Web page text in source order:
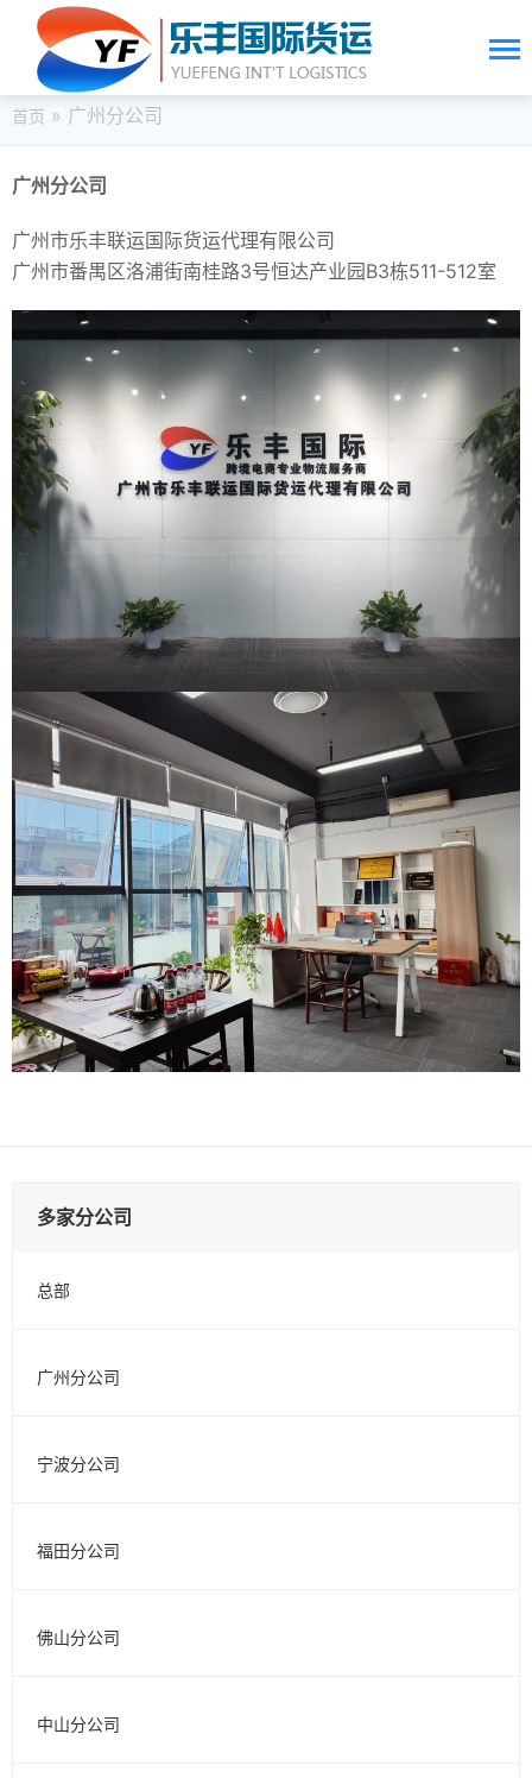
首页 » 广州分公司
广州分公司
广州市乐丰联运国际货运代理有限公司
广州市番禺区洛浦街南桂路3号恒达产业园B3栋511-512室
多家分公司
总部
广州分公司
宁波分公司
福田分公司
佛山分公司
中山分公司